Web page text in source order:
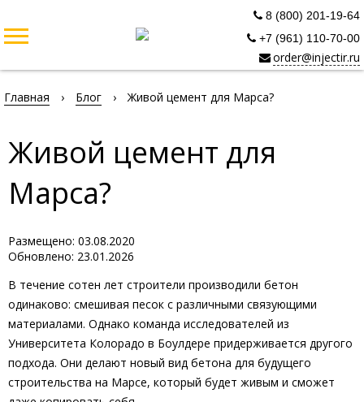
8 (800) 201-19-64
+7 (961) 110-70-00
order@injectir.ru
Главная › Блог › Живой цемент для Марса?
Живой цемент для
Марса?
Размещено: 03.08.2020
Обновлено: 23.01.2026
В течение сотен лет строители производили бетон
одинаково: смешивая песок с различными связующими
материалами. Однако команда исследователей из
Университета Колорадо в Боулдере придерживается другого
подхода. Они делают новый вид бетона для будущего
строительства на Марсе, который будет живым и сможет